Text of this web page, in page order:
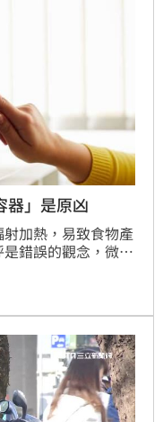
器」是原凶
加熱，易致食物產
錯誤的觀念，微波
爐。